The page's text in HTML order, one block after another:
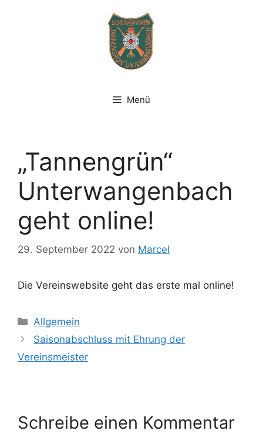
Menü
„Tannengrün“
Unterwangenbach
geht online!
29. September 2022 von Marcel
Die Vereinswebsite geht das erste mal online!
Kategorien
Allgemein
Saisonabschluss mit Ehrung der
Vereinsmeister
Schreibe einen Kommentar